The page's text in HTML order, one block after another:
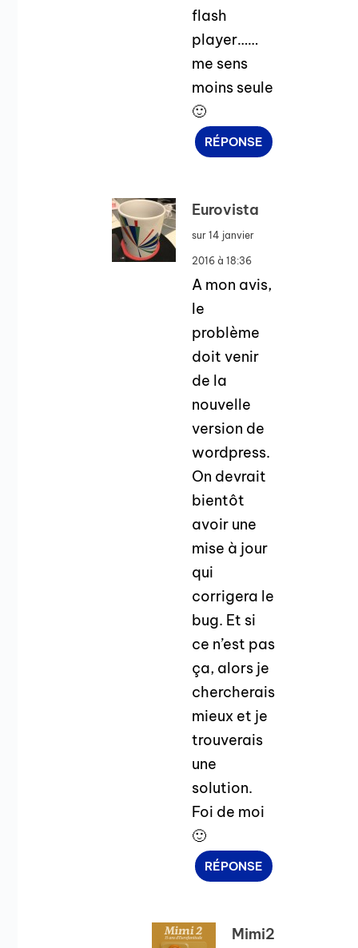
flash
player……
me sens
moins seule
🙂
RÉPONSE
Eurovista
sur 14 janvier
2016 à 18:36
A mon avis,
le
problème
doit venir
de la
nouvelle
version de
wordpress.
On devrait
bientôt
avoir une
mise à jour
qui
corrigera le
bug. Et si
ce n’est pas
ça, alors je
chercherais
mieux et je
trouverais
une
solution.
Foi de moi
🙂
RÉPONSE
Mimi2